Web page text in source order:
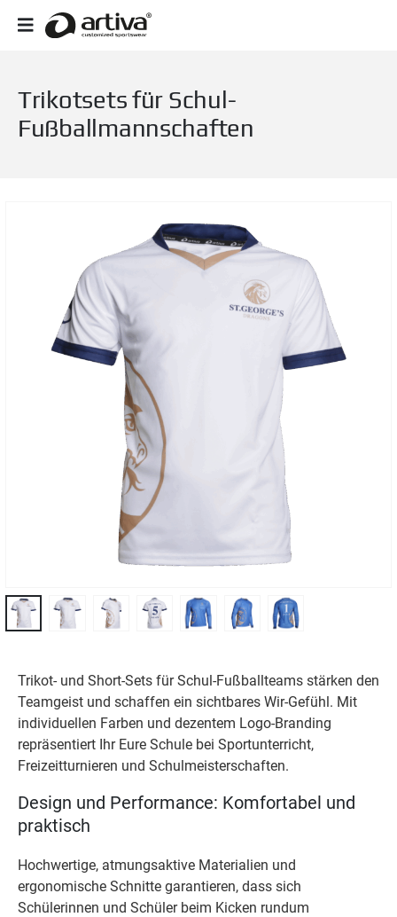
Trikotsets für Schul-
Fußballmannschaften
Trikot- und Short-Sets für Schul-Fußballteams stärken den
Teamgeist und schaffen ein sichtbares Wir-Gefühl. Mit
individuellen Farben und dezentem Logo-Branding
repräsentiert Ihr Eure Schule bei Sportunterricht,
Freizeitturnieren und Schulmeisterschaften.
Design und Performance: Komfortabel und
praktisch
Hochwertige, atmungsaktive Materialien und
ergonomische Schnitte garantieren, dass sich
Schülerinnen und Schüler beim Kicken rundum